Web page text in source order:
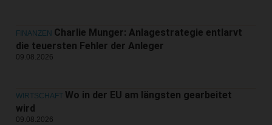
FINANZEN Charlie Munger: Anlagestrategie entlarvt
die teuersten Fehler der Anleger
09.08.2026
WIRTSCHAFT Wo in der EU am längsten gearbeitet
wird
09.08.2026